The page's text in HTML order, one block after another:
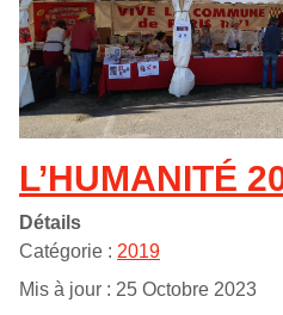
L’HUMANITÉ
Détails
Catégorie : 2019
Mis à jour : 25 Octobre 2023